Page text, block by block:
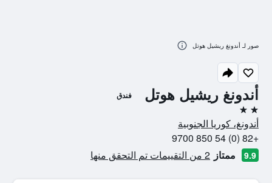
أندونغ ريشيل هوتل فندق
2 نجمتين
أندونغ، كوريا الجنوبية
+82 (0) 54 850 9700
9.9 ممتاز 2 من التقييمات تم التحقق منها
صور لـ أندونغ ريشيل هوتل